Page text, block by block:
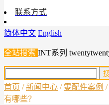
联系方式
简体中文 English
全站搜索 INT系列
首页 /新闻中心 /零配件案例 /
有哪些？